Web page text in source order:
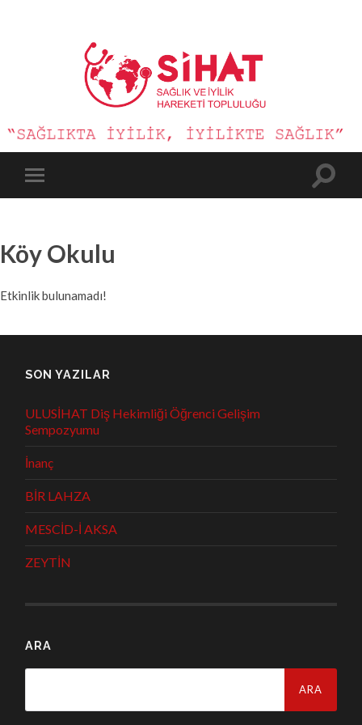
Sağlık
ve
İyilik
mobile
Toggle
Köy Okulu
Etkinlik bulunamadı!
SON YAZILAR
ULUSİHAT Diş Hekimliği Öğrenci Gelişim
Sempozyumu
İnanç
BİR LAHZA
MESCİD-İ AKSA
ZEYTİN
ARA